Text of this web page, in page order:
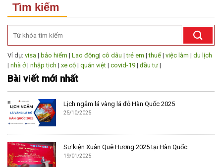
Tìm kiếm
Ví dụ: visa | bảo hiểm | Lao động| cô dâu |trẻ em |thuế| việc làm | du lịch
| nhà ở| nhập tịch | xe cộ | quán việt | covid-19 | đầu tư |
Bài viết mới nhất
Lịch ngắm lá vàng lá đỏ Hàn Quốc 2025
25/10/2025
Sự kiện Xuân Quê Hương 2025 tại Hàn Quốc
19/01/2025